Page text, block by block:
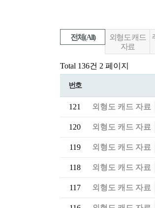
전체(All)
외형도 캐드
자료
Total 136건 2 페이지
번호
121 외형도 캐드 자료
120 외형도 캐드 자료
119 외형도 캐드 자료
118 외형도 캐드 자료
117 외형도 캐드 자료